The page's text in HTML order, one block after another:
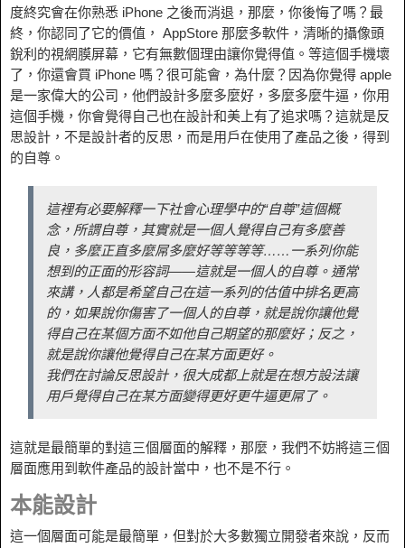
度終究會在你熟悉 iPhone 之後而消退，那麼，你後悔了嗎？最
終，你認同了它的價值， AppStore 那麼多軟件，清晰的攝像頭
銳利的視網膜屏幕，它有無數個理由讓你覺得值。等這個手機壞
了，你還會買 iPhone 嗎？很可能會，為什麼？因為你覺得 apple
是一家偉大的公司，他們設計多麼多麼好，多麼多麼牛逼，你用
這個手機，你會覺得自己也在設計和美上有了追求嗎？這就是反
思設計，不是設計者的反思，而是用戶在使用了產品之後，得到
的自尊。
這裡有必要解釋一下社會心理學中的“自尊”這個概
念，所謂自尊，其實就是一個人覺得自己有多麼善
良，多麼正直多麼屌多麼好等等等等……一系列你能
想到的正面的形容詞——這就是一個人的自尊。通常
來講，人都是希望自己在這一系列的估值中排名更高
的，如果說你傷害了一個人的自尊，就是說你讓他覺
得自己在某個方面不如他自己期望的那麼好；反之，
就是說你讓他覺得自己在某方面更好。
我們在討論反思設計，很大成都上就是在想方設法讓
用戶覺得自己在某方面變得更好更牛逼更屌了。
這就是最簡單的對這三個層面的解釋，那麼，我們不妨將這三個
層面應用到軟件產品的設計當中，也不是不行。
本能設計
這一個層面可能是最簡單，但對於大多數獨立開發者來說，反而